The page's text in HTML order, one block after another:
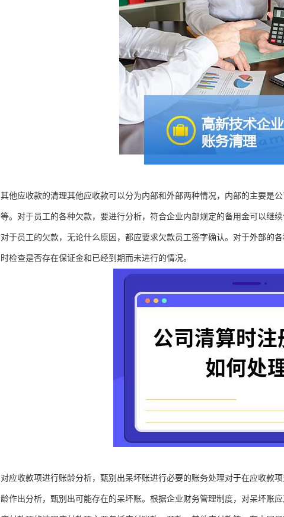
其他应收款的清理其他应收款可以分为内部和外部两种情况，内部的主要是
等。对于员工的各种欠款，要进行分析，符合企业内部规定的备用金可以继
对于员工的欠款，无论什么原因，都应要求欠款员工签字确认。对于外部的
时检查是否存在保证金和已经到期而未进行的情况。
对应收款项进行账龄分析，甄别出呆坏账进行必要的账务处理对于在应收款
龄作出分析，甄别出可能存在的呆坏账。根据企业财务管理制度，对呆坏账